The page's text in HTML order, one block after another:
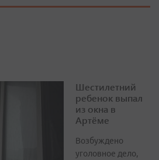
Шестилетний
ребенок выпал
из окна в
Артёме
Возбуждено
уголовное дело,